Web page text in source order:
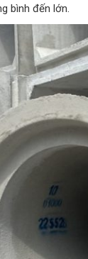
bình đến lớn.